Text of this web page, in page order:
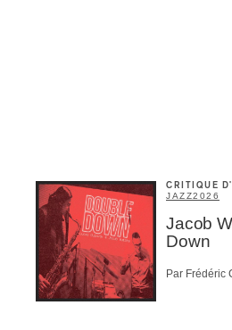
CRITIQUE
JAZZ2026
Jacob
Down
Par Frédéric